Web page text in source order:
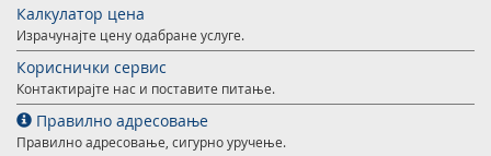
Калкулатор цена
Израчунајте цену одабране услуге.
Кориснички сервис
Контактирајте нас и поставите питање.
Правилно адресовање
Правилно адресовање, сигурно уручење.